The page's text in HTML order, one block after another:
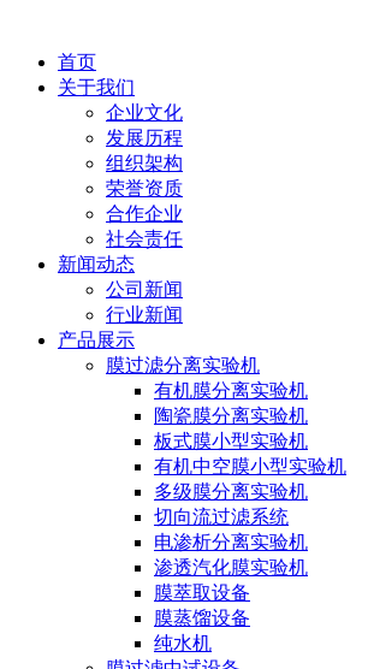
首页
关于我们
企业文化
发展历程
组织架构
荣誉资质
合作企业
社会责任
新闻动态
公司新闻
行业新闻
产品展示
膜过滤分离实验机
有机膜分离实验机
陶瓷膜分离实验机
板式膜小型实验机
有机中空膜小型实验机
多级膜分离实验机
切向流过滤系统
电渗析分离实验机
渗透汽化膜实验机
膜萃取设备
膜蒸馏设备
纯水机